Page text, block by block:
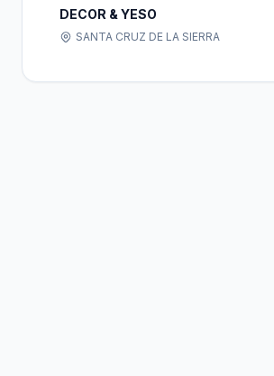
DECOR & YESO
SANTA CRUZ DE LA SIERRA